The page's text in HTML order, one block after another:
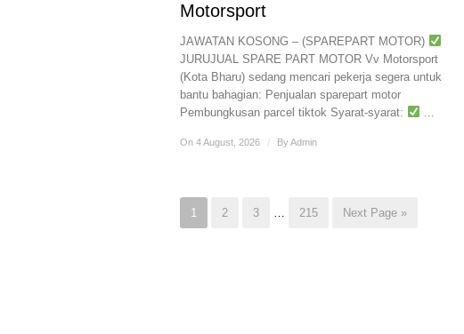
Motorsport
JAWATAN KOSONG – (SPAREPART MOTOR)
JURUJUAL SPARE PART MOTOR Vv Motorsport
(Kota Bharu) sedang mencari pekerja segera untuk
bantu bahagian: Penjualan sparepart motor
Pembungkusan parcel tiktok Syarat-syarat:
...
On 4 August, 2026 / ByAdmin
1 2 3 … 215 Next Page »